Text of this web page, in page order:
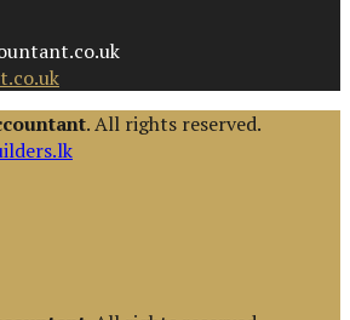
. All rights reserved.